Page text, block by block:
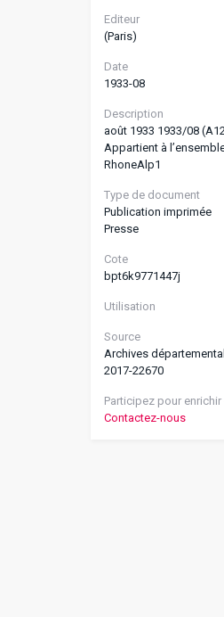
Editeur
(Paris)
Date
1933-08
Description
août 1933 1933/08
Appartient à
RhoneAlp1
Type de document
Publication imprimée
Presse
Cote
bpt6k9771447j
Utilisation
Source
Archives
2017-22670
Participez pour
Contactez-nous